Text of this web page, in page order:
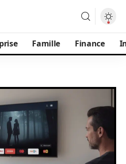
Famille Finance